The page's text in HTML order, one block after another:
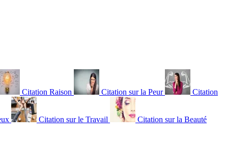
Citation Raison Citation sur la Peur Citation
Citation sur le Travail Citation sur la Beauté